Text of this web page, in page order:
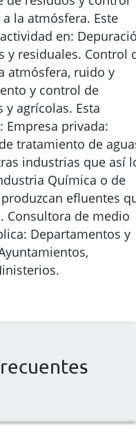
la atmósfera. Este
en:
y residuales. Control
atmósfera, ruido y
y control de
agrícolas. Esta
Empresa privada:
tratamiento de
industrias que así
Química o de
efluentes
Consultora de medio
Departamentos y